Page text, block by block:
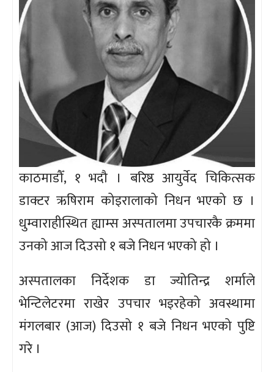
काठमाडौँ, १ भदौ । बरिष्ठ आयुर्वेद चिकित्सक
डाक्टर ऋषिराम कोइरालाको निधन भएको छ ।
धुम्वाराहीस्थित ह्याम्स अस्पतालमा उपचारकै क्रममा
उनको आज दिउसो १ बजे निधन भएको हो ।
अस्पतालका निर्देशक डा ज्योतिन्द्र शर्माले
भेन्टिलेटरमा राखेर उपचार भइरहेको अवस्थामा
मंगलबार (आज) दिउसो १ बजे निधन भएको पुष्टि
गरे ।